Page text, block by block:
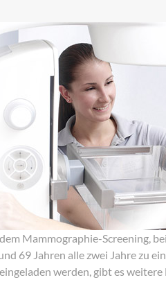
Mammographie-Screening,
69 Jahren alle zwei Jahre zu
werden, gibt es